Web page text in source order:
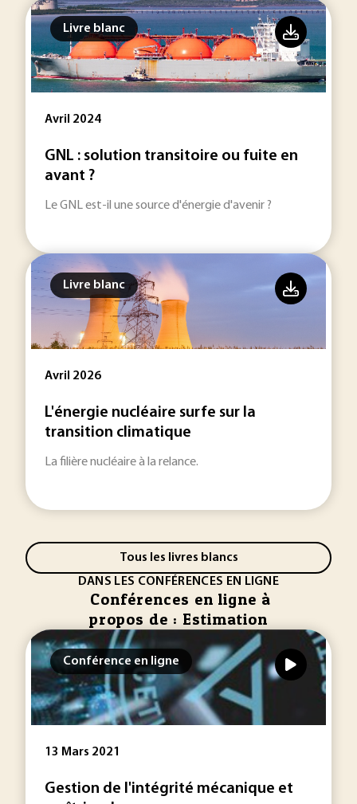
Livre blanc
Avril 2024
GNL : solution transitoire ou fuite en
avant ?
Le GNL est-il une source d'énergie d'avenir ?
Livre blanc
Avril 2026
L'énergie nucléaire surfe sur la
transition climatique
La filière nucléaire à la relance.
Tous les livres blancs
DANS LES CONFÉRENCES EN LIGNE
Conférences en ligne à
propos de : Estimation
Conférence en ligne
13 Mars 2021
Gestion de l'intégrité mécanique et